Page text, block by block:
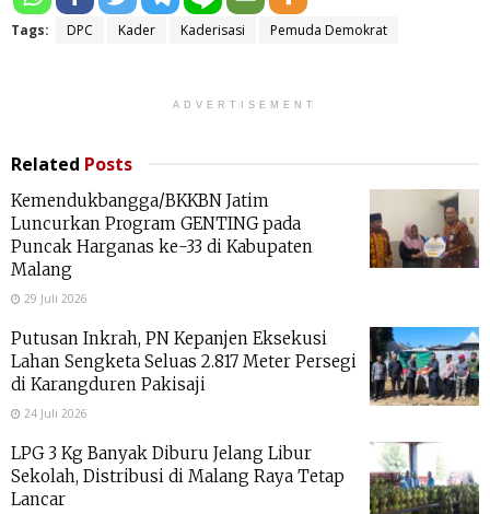
Tags: DPC Kader Kaderisasi Pemuda Demokrat
ADVERTISEMENT
Related Posts
Kemendukbangga/BKKBN Jatim
Luncurkan Program GENTING pada
Puncak Harganas ke-33 di Kabupaten
Malang
29 Juli 2026
Putusan Inkrah, PN Kepanjen Eksekusi
Lahan Sengketa Seluas 2.817 Meter Persegi
di Karangduren Pakisaji
24 Juli 2026
LPG 3 Kg Banyak Diburu Jelang Libur
Sekolah, Distribusi di Malang Raya Tetap
Lancar